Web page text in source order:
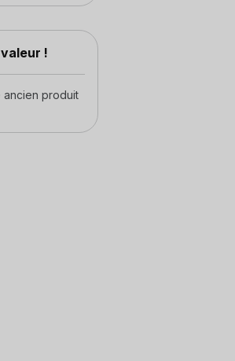
!
ancien produit